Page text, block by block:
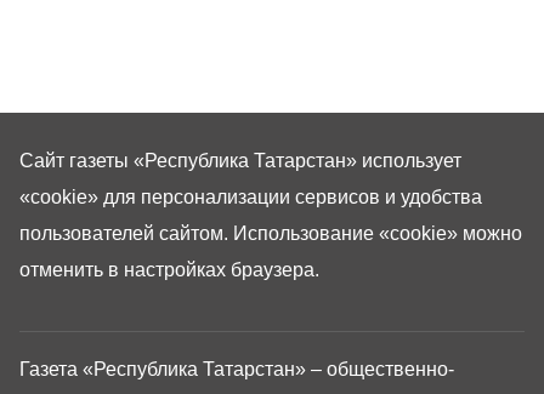
Газета «Республика Татарстан» – общественно-
Сайт газеты «Республика Татарстан» использует
«cookie» для персонализации сервисов и удобства
пользователей сайтом. Использование «cookie» можно
отменить в настройках браузера.